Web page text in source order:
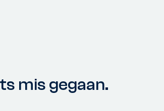
mis gegaan.